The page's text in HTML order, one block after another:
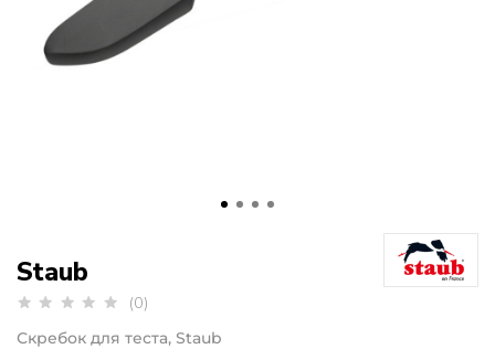
(0)
Staub
Скребок для теста, Staub